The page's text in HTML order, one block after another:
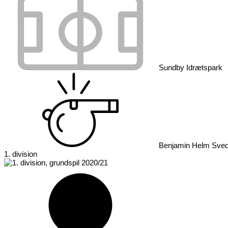
Sundby Idrætspark
Benjamin Helm
1. division